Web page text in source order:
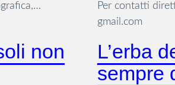
Per contatti
gmail.com
non
L’erba
sempre